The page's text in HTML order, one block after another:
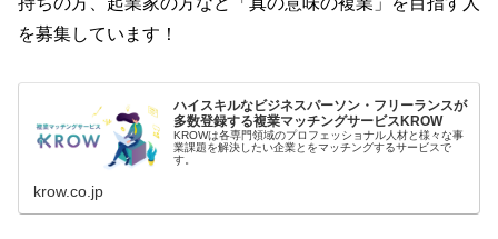
を募集しています！
ハイスキルなビジネスパーソン・フリーランスが
多数登録する複業マッチングサービスKROW
KROWは各専門領域のプロフェッショナル人材と様々な事
業課題を解決したい企業とをマッチングするサービスで
す。
krow.co.jp